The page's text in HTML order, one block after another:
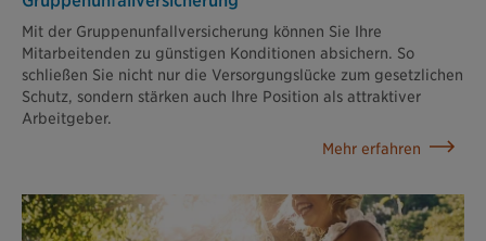
Mit der Gruppenunfallversicherung können Sie Ihre
Mitarbeitenden zu günstigen Konditionen absichern. So
schließen Sie nicht nur die Versorgungslücke zum gesetzlichen
Schutz, sondern stärken auch Ihre Position als attraktiver
Arbeitgeber.
Mehr erfahren